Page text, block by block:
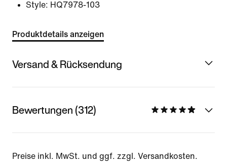
Style: HQ7978-103
Produktdetails anzeigen
Versand & Rücksendung
Bewertungen (312)
Preise inkl. MwSt. und ggf. zzgl. Versandkosten.